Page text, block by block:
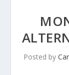
Posted by